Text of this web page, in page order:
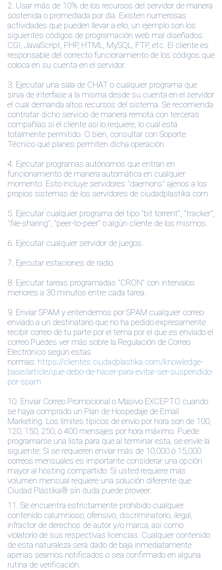
2. Usar más de 10% de los recursos del servidor de manera
sostenida o promediada por día. Existen numerosas
actividades que pueden llevar a ello, un ejemplo son los
siguientes códigos de programación web mal diseñados:
CGI, JavaScript, PHP, HTML, MySQL, FTP, etc. El cliente es
responsable del correcto funcionamiento de los códigos que
coloca en su cuenta en el servidor.
3. Ejecutar una sala de CHAT o cualquier programa que
sirva de interfase a la misma desde su cuenta en el servidor
el cual demanda altos recursos del sistema. Se recomienda
contratar dicho servicio de manera remota con terceras
compañías si el cliente así lo requiere, lo cual está
totalmente permitido. O bien, consultar con Soporte
Técnico qué planes permiten dicha operación.
4. Ejecutar programas autónomos que entran en
funcionamiento de manera automática en cualquier
momento. Esto incluye servidores "daemons" ajenos a los
propios sistemas de los servidores de ciudadplastika.com
5. Ejecutar cualquier programa del tipo "bit torrent", "tracker",
"file-sharing", "peer-to-peer" o algún cliente de los mismos.
6. Ejecutar cualquier servidor de juegos.
7. Ejecutar estaciones de radio.
8. Ejecutar tareas programadas "CRON" con intervalos
menores a 30 minutos entre cada tarea.
9. Enviar SPAM y entendemos por SPAM cualquier correo
enviado a un destinatario que no ha pedido expresamente
recibir correo de tu parte por el tema por el que es enviado el
correo.Puedes ver más sobre la Regulación de Correo
Electrónico según estas
normas: https://clientes.ciudadplastika.com/knowledge-
base/article/que-debo-de-hacer-para-evitar-ser-suspendido-
por-spam
10. Enviar Correo Promocional o Masivo EXCEPTO cuando
se haya comprado un Plan de Hospedaje de Email
Marketing. Los límites típicos de envío por hora son de 100,
120, 150, 250, ó 400 mensajes por hora máximo. Puede
programarse una lista para que al terminar esta, se envíe la
siguiente. Si se requieren enviar más de 10,000 ó 15,000
correos mensuales es importante considerar una opción
mayor al hosting compartido. Si usted requiere más
volumen mensual requiere una solución diferente que
Ciudad Plástika® sin duda puede proveer.
11. Se encuentra estrictamente prohibido cualquier
contenido calumnioso, ofensivo, discriminatorio, ilegal,
infractor de derechos de autor y/o marca, así como
violatorio de sus respectivas licencias. Cualquier contenido
de esta naturaleza será dado de baja inmediatamente
apenas seamos notificados o sea confirmado en alguna
rutina de verificación.